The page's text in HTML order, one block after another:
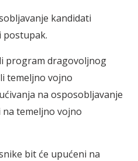
kandidati
postupak.
program dragovoljnog
temeljno vojno
na osposobljavanje
na temeljno vojno
bit će upućeni na